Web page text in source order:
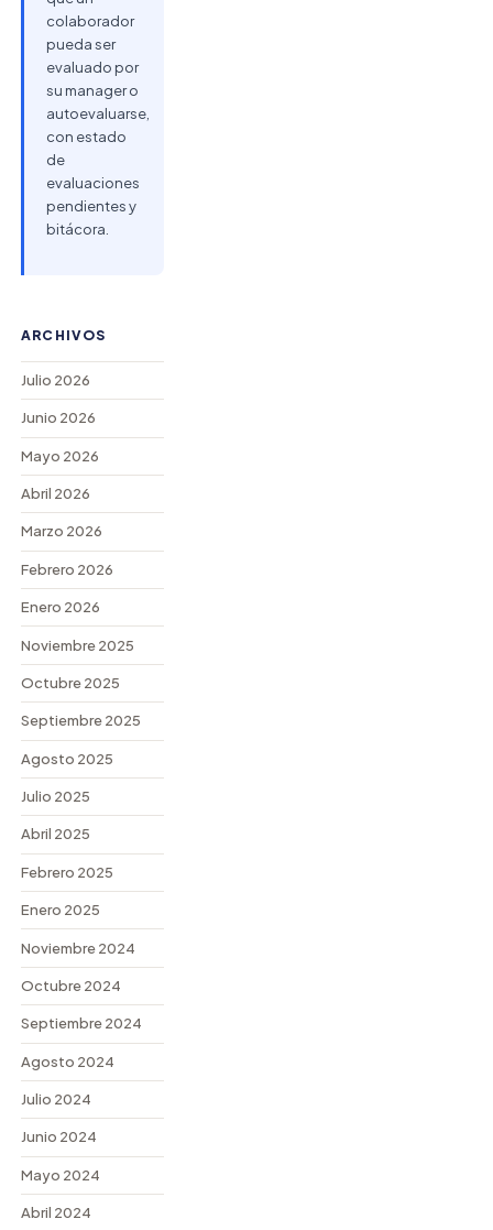
colaborador
pueda ser
evaluado por
su manager o
autoevaluarse,
con estado
de
evaluaciones
pendientes y
bitácora.
ARCHIVOS
Julio 2026
Junio 2026
Mayo 2026
Abril 2026
Marzo 2026
Febrero 2026
Enero 2026
Noviembre 2025
Octubre 2025
Septiembre 2025
Agosto 2025
Julio 2025
Abril 2025
Febrero 2025
Enero 2025
Noviembre 2024
Octubre 2024
Septiembre 2024
Agosto 2024
Julio 2024
Junio 2024
Mayo 2024
Abril 2024